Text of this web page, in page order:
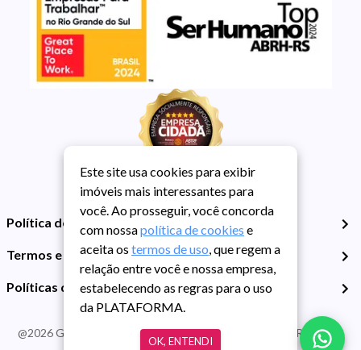
Política de Privacidade
Termos e Condições de Uso
Políticas de Cookies
@2026Guarida Imóvel. Todos os direitos reservados. CRECI RS -
Este site usa cookies para exibir
imóveis mais interessantes para
você. Ao prosseguir, você concorda
com nossapolítica de cookies e
aceita os termos de uso, que regem a
relação entre você e nossa empresa,
estabelecendo as regras para o uso
da PLATAFORMA.
OK, ENTENDI